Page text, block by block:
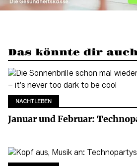
Das könnte dir
NACHTLEBEN
Januar und Februar: